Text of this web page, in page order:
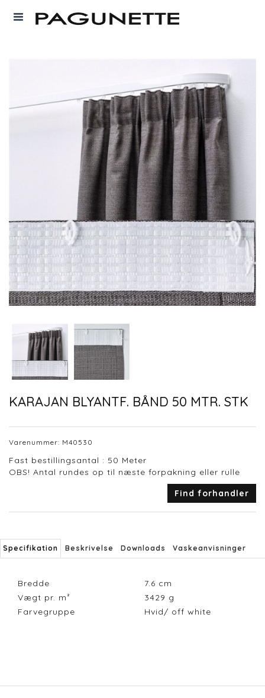
KARAJAN BLYANTF. BÅND 50 MTR. STK
Varenummer: M40530
Fast bestillingsantal : 50 Meter
OBS! Antal rundes op til næste forpakning eller rulle
Find forhandler
Specifikation Beskrivelse Downloads Vaskeanvisninger
Bredde 7.6 cm
Vægt pr. m²
3429 g
Farvegruppe
Hvid/ off white